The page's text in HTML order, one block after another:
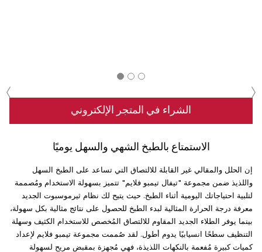
‹ › الشراء في المتجر الإلكتروني
الاستمتاع بالطبخ الشهي والسهل يوميًا
إن الحلل والمقالي غير القابلة للالتصاق التي تساعد على الطبخ السهل
واللذيذ ضمن مجموعة "تيفال تيمبو فلايم" تتميز بسهولة الاستخدام ومُصممة
لتلبية احتياجاتك اليومية أثناء الطبخ. حيث يتيح لك نظام ثيرموسبوت الجديد
معرفة درجة الحرارة المثالية لبدء الطبخ للحصول على نتائج مثالية بكل سهولة،
بينما يوفر الطلاء الجديد المقاوم للالتصاق المُخصص للاستخدام الكثيف وسهلة
التنظيف سطحًا انسيابيًا يدوم أطول. لقد صُممت مجموعة تيمبو فلايم لإعداد
كميات كبيرة مُفعمة بالنكهات اللذيذة، فهي مُجهزة بمقبض مريح لسهولة